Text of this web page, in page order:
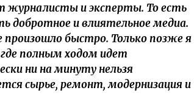
журналисты и эксперты. То есть
добротное и влиятельное медиа.
произошло быстро. Только позже я
полным ходом идет
ни на минуту нельзя
сырье, ремонт, модернизация и